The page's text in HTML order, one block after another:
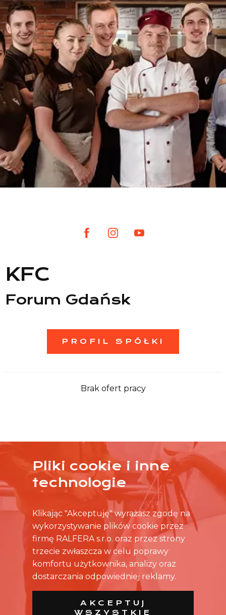
Lista sklepów
KFC
Forum Gdańsk
PROFIL SPÓŁKI
Brak ofert pracy
ŻADNA OFERTA CIĘ NIE ZAINTERESOWAŁA?
SKONTAKTUJ SIĘ BEZPOŚREDNIO ZE SKLEPEM.
Pliki cookie i inne
technologie
Klikając "Akceptuję" wyrażasz zgodę na
wykorzystywanie plików cookie przez
firmę RALFERA s.r.o. oraz przez strony
trzecie zwłaszcza w celu poprawy
komfortu użytkownika, analizy oraz
dostarczania odpowiedniej reklamy.
AKCEPTUJ
WSZYSTKIE